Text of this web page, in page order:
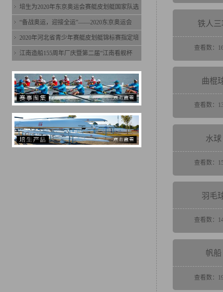
铁人
查看数：
曲棍
查看数：
水球
查看数：
羽毛
查看数：
帆船
查看数：
培生为2020年东京奥运会赛艇皮划艇国家队选
“备战奥运，迎接全运”——2020东京奥运会
2020年河北省青少年赛艇皮划艇锦标赛指定培
江南造船155周年厂庆暨第二届“江南看舰杯